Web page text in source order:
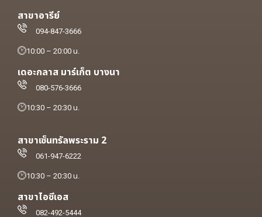
สาขาอารีย์
094-847-3666
10:00 – 20:00 น.
เดอะกลาส มาร์เก็ต บางนา
080-576-3666
10:30 – 20:30 น.
สาขาเซ็นทรัลพระราม 2
061-947-6222
10:30 – 20:30 น.
สาขาไอซีเอส
082-492-5444